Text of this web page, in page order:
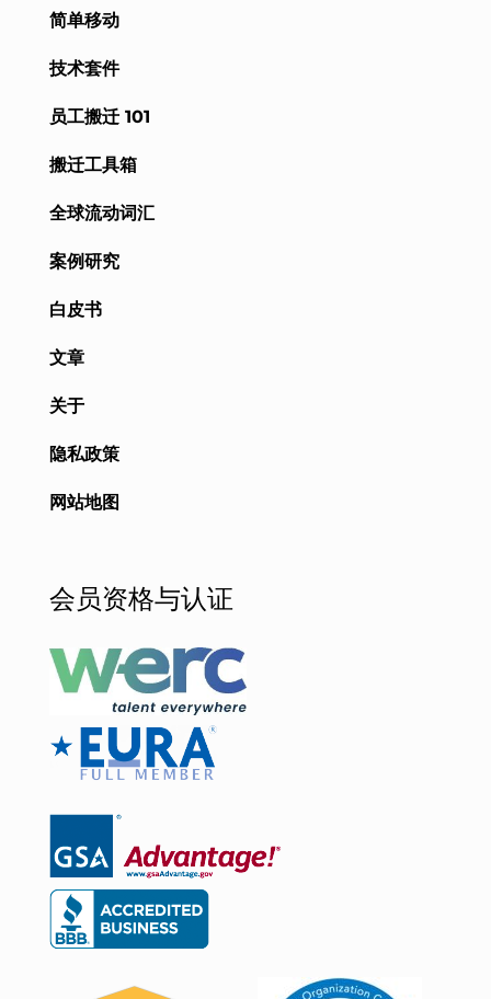
简单移动
技术套件
员工搬迁 101
搬迁工具箱
全球流动词汇
案例研究
白皮书
文章
关于
隐私政策
网站地图
会员资格与认证